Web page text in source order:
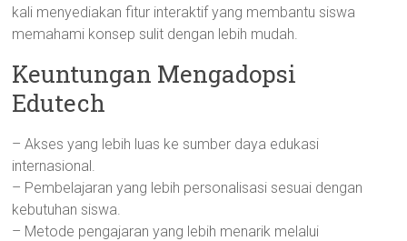
kali menyediakan fitur interaktif yang membantu siswa
memahami konsep sulit dengan lebih mudah.
Keuntungan Mengadopsi
Edutech
– Akses yang lebih luas ke sumber daya edukasi
internasional.
– Pembelajaran yang lebih personalisasi sesuai dengan
kebutuhan siswa.
– Metode pengajaran yang lebih menarik melalui